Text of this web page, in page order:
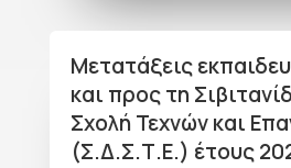
Μετατάξεις
και προς τη
Σχολή Τεχνών και
(Σ.Δ.Σ.Τ.Ε.) έτους